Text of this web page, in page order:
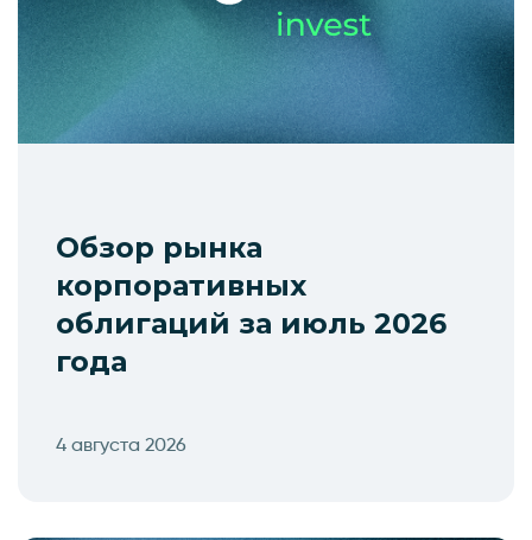
Обзор рынка
корпоративных
облигаций за июль 2026
года
4 августа 2026